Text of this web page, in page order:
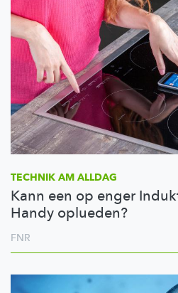
TECHNIK AM ALLDAG
Kann een op enger
Handy oplueden?
FNR